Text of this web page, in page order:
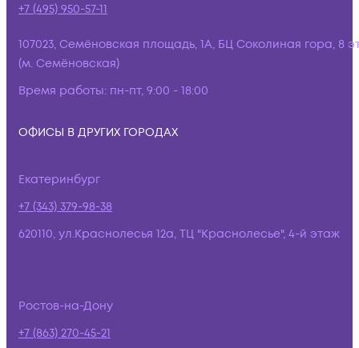
+7 (495) 950-57-11
107023, Семёновская площадь, 1А, БЦ Соколиная гора, 8
(м. Семёновская)
Время работы: пн-пт, 9:00 - 18:00
ОФИСЫ В ДРУГИХ ГОРОДАХ
Екатеринбург
+7 (343) 379-98-38
620110, ул.Краснолесья 12а, ТЦ "Краснолесье", 4-й этаж
Ростов-на-Дону
+7 (863) 270-45-21